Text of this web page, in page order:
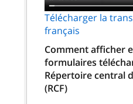
Télécharger la
français
Comment afficher
formulaires
Répertoire central
(RCF)